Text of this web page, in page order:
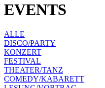
EVENTS
ALLE
DISCO/PARTY
KONZERT
FESTIVAL
THEATER/TANZ
COMEDY/KABARETT